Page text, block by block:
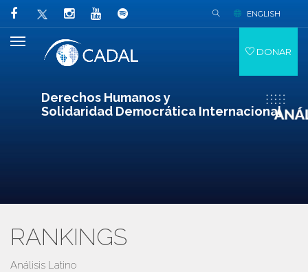
Derechos Humanos y
Solidaridad Democrática Internacional
ENGLISH
DONAR
RANKINGS
Análisis Latino